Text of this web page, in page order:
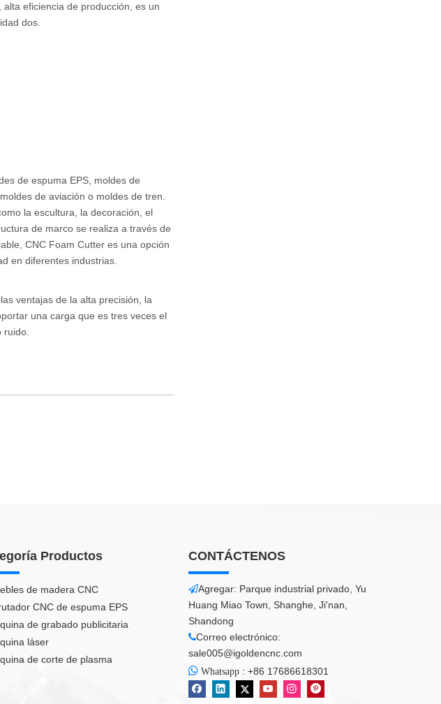
eficiencia de producción, es un
dos.
de espuma EPS, moldes de
de aviación o moldes de tren.
la escultura, la decoración, el
de marco se realiza a través de
CNC Foam Cutter es una opción
en diferentes industrias.
ventajas de la alta precisión, la
una carga que es tres veces el
Productos
de madera CNC
CNC de espuma EPS
de grabado publicitaria
láser
de corte de plasma
CONTÁCTENOS
Agregar: Parque industrial privado, Yu
Huang Miao Town, Shanghe, Ji'nan,
Shandong
Correo electrónico:
sale005@igoldencnc.com
 Whatsapp : +86 17686618301